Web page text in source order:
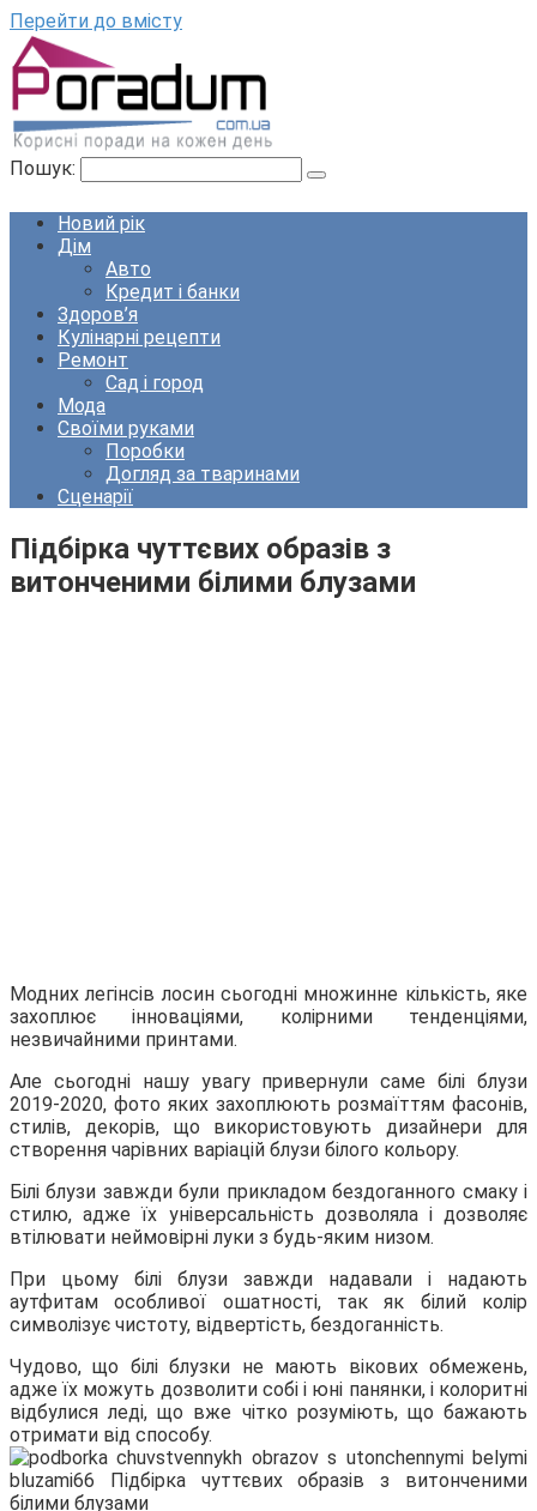
Перейти до вмісту
Пошук:
Новий рік
Дім
Авто
Кредит і банки
Здоров’я
Кулінарні рецепти
Ремонт
Сад і город
Мода
Своїми руками
Поробки
Догляд за тваринами
Сценарії
Підбірка чуттєвих образів з
витонченими білими блузами
Модних легінсів лосин сьогодні множинне кількість, яке
захоплює інноваціями, колірними тенденціями,
незвичайними принтами.
Але сьогодні нашу увагу привернули саме білі блузи
2019-2020, фото яких захоплюють розмаїттям фасонів,
стилів, декорів, що використовують дизайнери для
створення чарівних варіацій блузи білого кольору.
Білі блузи завжди були прикладом бездоганного смаку і
стилю, адже їх універсальність дозволяла і дозволяє
втілювати неймовірні луки з будь-яким низом.
При цьому білі блузи завжди надавали і надають
аутфитам особливої ошатності, так як білий колір
символізує чистоту, відвертість, бездоганність.
Чудово, що білі блузки не мають вікових обмежень,
адже їх можуть дозволити собі і юні панянки, і колоритні
відбулися леді, що вже чітко розуміють, що бажають
отримати від способу.